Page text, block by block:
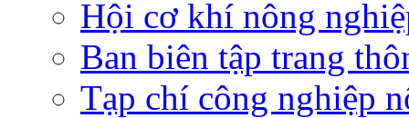
Hội cơ khí nông
Ban biên tập trang
Tạp chí công nghiệp